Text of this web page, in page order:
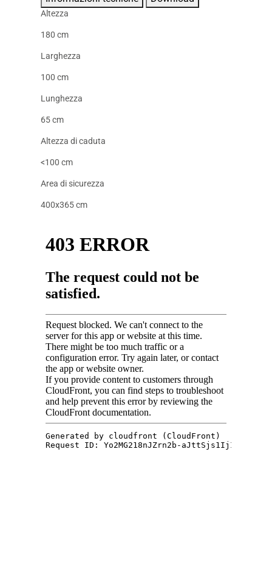
Altezza
180 cm
Larghezza
100 cm
Lunghezza
65 cm
Altezza di caduta
<100 cm
Area di sicurezza
400x365 cm